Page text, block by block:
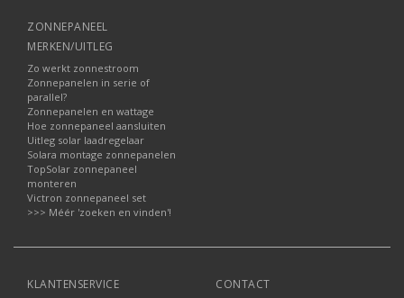
ZONNEPANEEL
MERKEN/UITLEG
Zo werkt zonnestroom
Zonnepanelen in serie of
parallel?
Zonnepanelen en wattage
Hoe zonnepaneel aansluiten
Uitleg solar laadregelaar
Solara montage zonnepanelen
TopSolar zonnepaneel
monteren
Victron zonnepaneel set
>>> Méér 'zoeken en vinden'!
KLANTENSERVICE CONTACT